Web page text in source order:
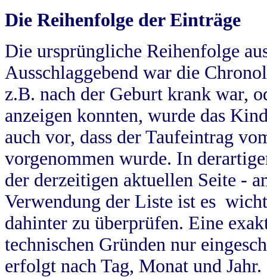
Die Reihenfolge der Einträge
Die ursprüngliche Reihenfolge
Ausschlaggebend war die
z.B. nach der Geburt krank war,
anzeigen konnten, wurde das
auch vor, dass der Taufeintrag
vorgenommen wurde. In
der derzeitigen aktuellen Seite -
Verwendung der Liste ist es
dahinter zu überprüfen. Eine
technischen Gründen nur
erfolgt nach Tag, Monat und Jahr.